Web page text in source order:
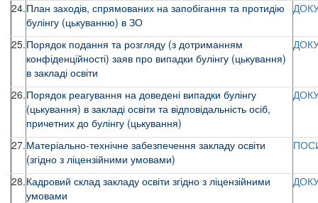
24.План заходів, спрямованих на запобігання та протидію
булінгу (цькуванню) в ЗО
25.Порядок подання та розгляду (з дотриманням
конфіденційності) заяв про випадки булінгу (цькування)
в закладі освіти
26.Порядок реагування на доведені випадки булінгу
(цькування) в закладі освіти та відповідальність осіб,
причетних до булінгу (цькування)
27.Матеріально-технічне забезпечення закладу освіти
(згідно з ліцензійними умовами)
28.Кадровий склад закладу освіти згідно з ліцензійними
умовами